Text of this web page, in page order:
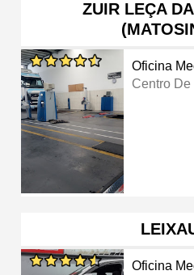
ZUIR LEÇA
Oficina
Centro De
Oficina